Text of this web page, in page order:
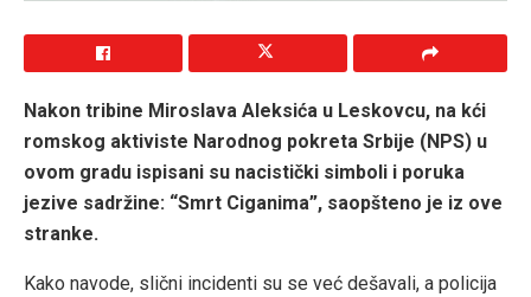
Nakon tribine Miroslava Aleksića u Leskovcu, na kći
romskog aktiviste Narodnog pokreta Srbije (NPS) u
ovom gradu ispisani su nacistički simboli i poruka
jezive sadržine: “Smrt Ciganima”, saopšteno je iz ove
stranke.
Kako navode, slični incidenti su se već dešavali, a policija